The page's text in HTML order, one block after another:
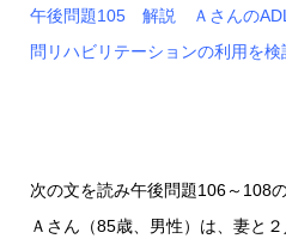
午後問題105 解説 Ａさんの
問リハビリテーションの利用を検
次の文を読み午後問題106～108
Ａさん（85歳、男性）は、妻と